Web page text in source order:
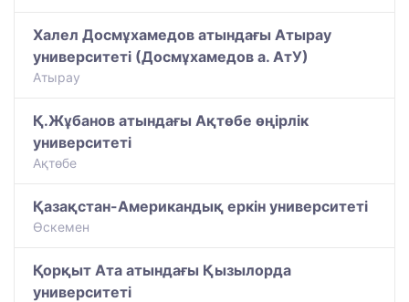
Халел Досмұхамедов атындағы Атырау
университеті (Досмұхамедов а. АтУ)
Атырау
Қ.Жұбанов атындағы Ақтөбе өңірлік
университеті
Ақтөбе
Қазақстан-Американдық еркін университеті
Өскемен
Қорқыт Ата атындағы Қызылорда
университеті